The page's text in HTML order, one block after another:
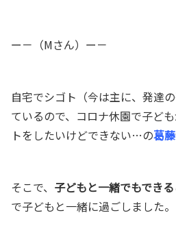
ー－（Mさん）ー－
自宅でシゴト（今は主に、発達
ているので、 コロナ休園で子ど
トをしたいけどできない…の葛藤
そこで、 子どもと一緒でもでき
で子どもと一緒に過ごしました。